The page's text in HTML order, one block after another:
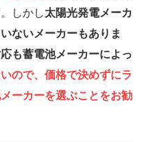
しかし太陽光発電メーカ
ないメーカーもありま
も蓄電池メーカーによっ
ので、価格で決めずにラ
ーカーを選ぶことをお勧